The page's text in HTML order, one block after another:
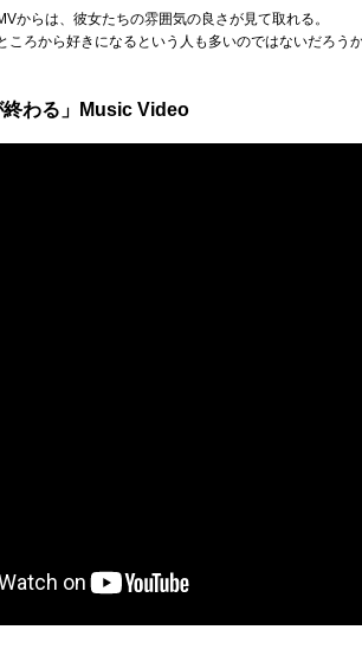
からは、彼女たちの雰囲気の良さが見て取れる。
ろから好きになるという人も多いのではないだろうか
終わる」Music Video